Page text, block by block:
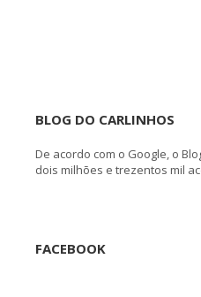
BLOG DO CARLINHOS
De acordo com o Google, o
dois milhões e trezentos mil
FACEBOOK